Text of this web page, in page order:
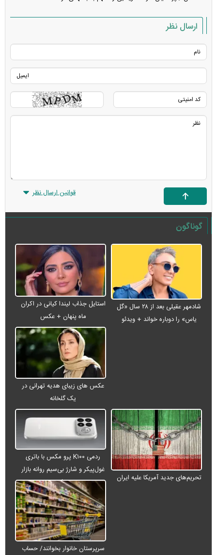
ارسال نظر
قوانین ارسال نظر
گوناگون
شادمهر عقیلی بعد از ۲۸ سال «گل
یاس» را دوباره خواند + ویدئو
استایل جذاب لیندا کیانی در اکران
ماه پنهان + عکس
عکس های زیبای هدیه تهرانی در
یک گلخانه
تحریم‌های جدید آمریکا علیه ایران
ردمی K۱۰۰ پرو مکس با باتری
غول‌پیکر و شارژ بی‌سیم روانه بازار
می‌شود
سرپرستان خانوار بخوانند/ حساب